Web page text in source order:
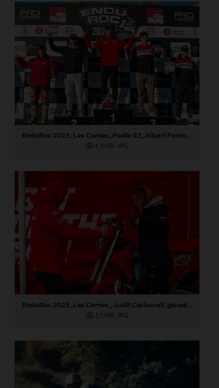
EnduRoc 2023_Les Comes_Podio E2_Albert Fontova
4,3 MB .JPG
EnduRoc 2023_Les Comes_ Judit Carbonell, ganadora del concurso GASGAS
2,7 MB .JPG